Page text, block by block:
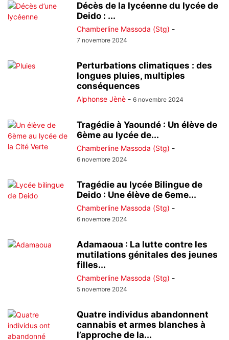
Décès de la lycéenne du lycée de
Deido : ...
Chamberline Massoda (Stg) -
7 novembre 2024
Perturbations climatiques : des
longues pluies, multiples
conséquences
Alphonse Jènè - 6 novembre 2024
Tragédie à Yaoundé : Un élève de
6ème au lycée de...
Chamberline Massoda (Stg) -
6 novembre 2024
Tragédie au lycée Bilingue de
Deido : Une élève de 6eme...
Chamberline Massoda (Stg) -
6 novembre 2024
Adamaoua : La lutte contre les
mutilations génitales des jeunes
filles...
Chamberline Massoda (Stg) -
5 novembre 2024
Quatre individus abandonnent
cannabis et armes blanches à
l’approche de la...